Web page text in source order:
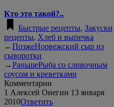
Кто это такой?..
Быстрые рецепты, Закуски
рецепты, Хлеб и выпечка
←ПозжеНорвежский сыр из
сыворотки
→РаньшеРыба со сливочным
соусом и креветками
Комментарии
1 Алексей Онегин 13 января
2010Ответить